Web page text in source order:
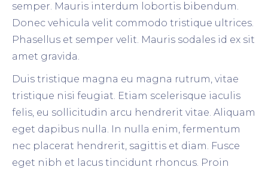
semper. Mauris interdum lobortis bibendum.
Donec vehicula velit commodo tristique ultrices.
Phasellus et semper velit. Mauris sodales id ex sit
amet gravida.
Duis tristique magna eu magna rutrum, vitae
tristique nisi feugiat. Etiam scelerisque iaculis
felis, eu sollicitudin arcu hendrerit vitae. Aliquam
eget dapibus nulla. In nulla enim, fermentum
nec placerat hendrerit, sagittis et diam. Fusce
eget nibh et lacus tincidunt rhoncus. Proin